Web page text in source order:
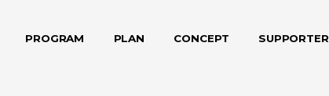
PROGRAM PLAN CONCEPT SUPPORTER